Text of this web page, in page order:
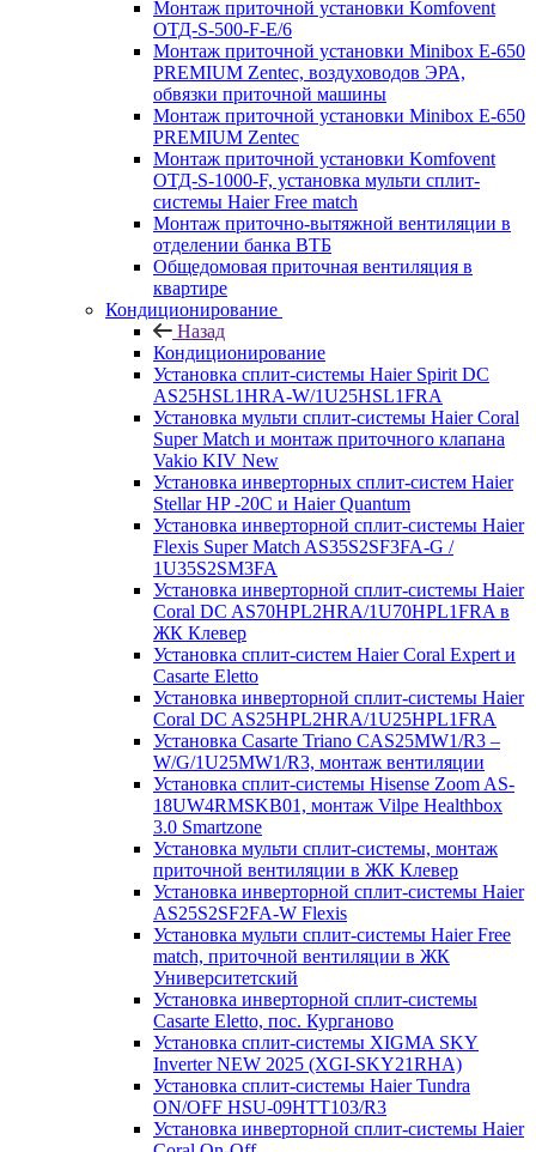
Монтаж приточной установки Komfovent
ОТД-S-500-F-E/6
Монтаж приточной установки Minibox E-650
PREMIUM Zentec, воздуховодов ЭРА,
обвязки приточной машины
Монтаж приточной установки Minibox E-650
PREMIUM Zentec
Монтаж приточной установки Komfovent
ОТД-S-1000-F, установка мульти сплит-
системы Haier Free match
Монтаж приточно-вытяжной вентиляции в
отделении банка ВТБ
Общедомовая приточная вентиляция в
квартире
Кондиционирование
Назад
Кондиционирование
Установка сплит-системы Haier Spirit DC
AS25HSL1HRA-W/1U25HSL1FRA
Установка мульти сплит-системы Haier Coral
Super Match и монтаж приточного клапана
Vakio KIV New
Установка инверторных сплит-систем Haier
Stellar HP -20С и Haier Quantum
Установка инверторной сплит-системы Haier
Flexis Super Match AS35S2SF3FA-G /
1U35S2SM3FA
Установка инверторной сплит-системы Haier
Coral DC AS70HPL2HRA/1U70HPL1FRA в
ЖК Клевер
Установка сплит-систем Haier Coral Expert и
Casarte Eletto
Установка инверторной сплит-системы Haier
Coral DC AS25HPL2HRA/1U25HPL1FRA
Установка Casarte Triano CAS25MW1/R3 –
W/G/1U25MW1/R3, монтаж вентиляции
Установка сплит-системы Hisense Zoom AS-
18UW4RMSKB01, монтаж Vilpe Healthbox
3.0 Smartzone
Установка мульти сплит-системы, монтаж
приточной вентиляции в ЖК Клевер
Установка инверторной сплит-системы Haier
AS25S2SF2FA-W Flexis
Установка мульти сплит-системы Haier Free
match, приточной вентиляции в ЖК
Университетский
Установка инверторной сплит-системы
Casarte Eletto, пос. Курганово
Установка сплит-системы XIGMA SKY
Inverter NEW 2025 (XGI-SKY21RHA)
Установка сплит-системы Haier Tundra
ON/OFF HSU-09HTT103/R3
Установка инверторной сплит-системы Haier